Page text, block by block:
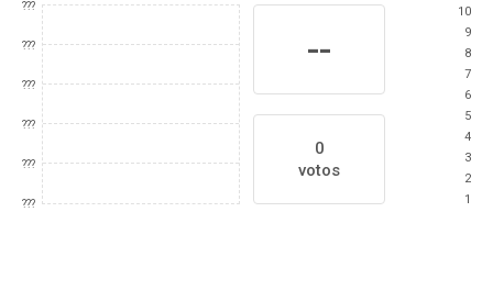
???
???
???
???
???
???
--
0
votos
10
9
8
7
6
5
4
3
2
1